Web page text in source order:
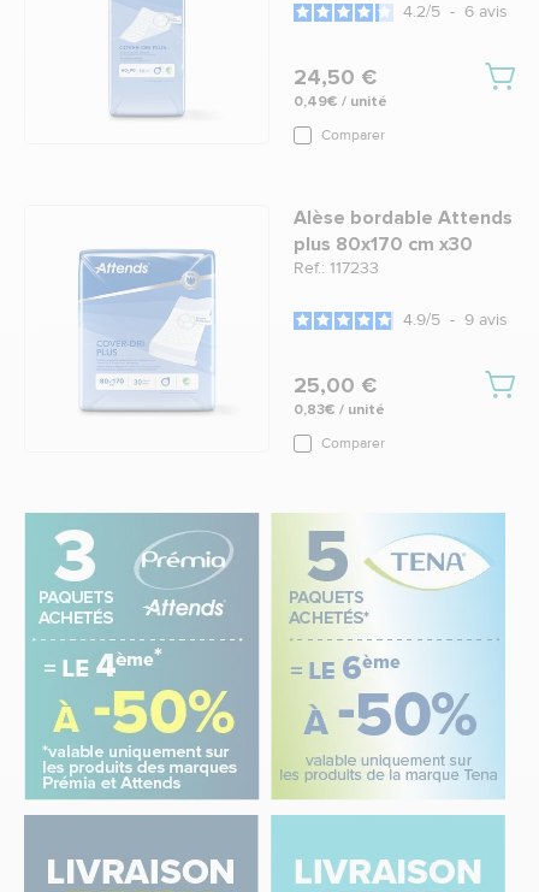
4.2/5 - 6 avis
24,50 €
0,49€ / unité
Comparer
Alèse bordable Attends
plus 80x170 cm x30
Ref.: 117233
4.9/5 - 9 avis
25,00 €
0,83€ / unité
Comparer